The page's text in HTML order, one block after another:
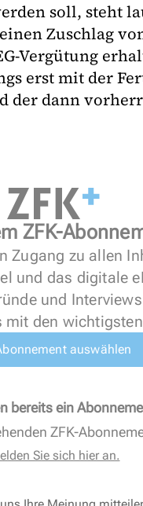
soll, steht
Zuschlag
Vergütung
erst mit der
der dann
ZFK-
Zugang zu allen
und das digitale
und
den
auswählen
bereits ein
ZFK-
Sie sich hier an.